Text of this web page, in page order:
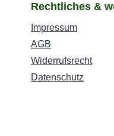
Rechtliches &
Impressum
AGB
Widerrufsrecht
Datenschutz